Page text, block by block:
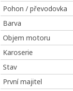
Pohon / převodovka
Barva
Objem motoru
Karoserie
Stav
První majitel